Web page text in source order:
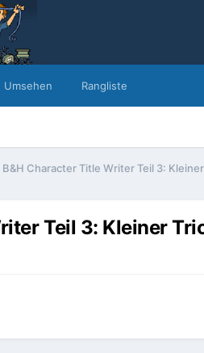
Umsehen Rangliste
B&H Character Title Writer Teil 3:
Teil 3: Kleiner